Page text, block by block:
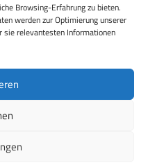
Browsing-Erfahrung zu bieten.
werden zur Optimierung unserer
sie relevantesten Informationen
in Riesa